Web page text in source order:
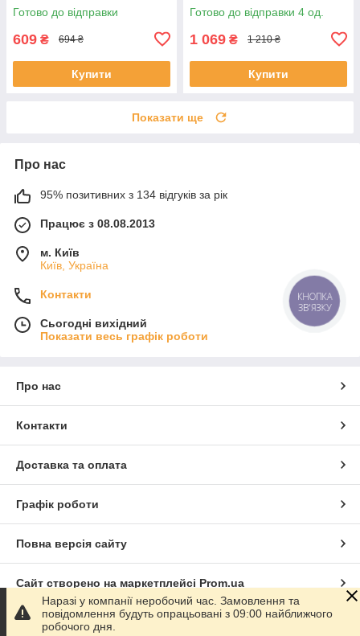
Готово до відправки
609 ₴ 694 ₴
Купити
Готово до відправки 4 од.
1 069 ₴ 1 210 ₴
Купити
Показати ще
Про нас
95% позитивних з 134 відгуків за рік
Працює з 08.08.2013
м. Київ
Київ, Україна
Контакти
Сьогодні вихідний
Показати весь графік роботи
Про нас
Контакти
Доставка та оплата
Графік роботи
Повна версія сайту
Сайт створено на маркетплейсі Prom.ua
Політика конфіденційності
Наразі у компанії неробочий час. Замовлення та
повідомлення будуть опрацьовані з 09:00 найближчого
робочого дня.
КНОПКА
ЗВ'ЯЗКУ